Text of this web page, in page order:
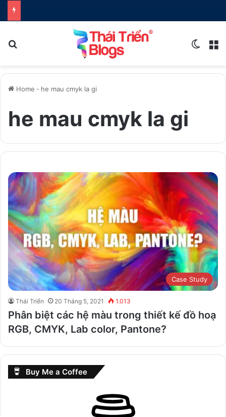
Home - he mau cmyk la gi
he mau cmyk la gi
Case Study
Thái Triển 20 Tháng 5, 2021 1.013
Phân biệt các hệ màu trong thiết kế đồ hoạ
RGB, CMYK, Lab color, Pantone?
Buy Me a Coffee